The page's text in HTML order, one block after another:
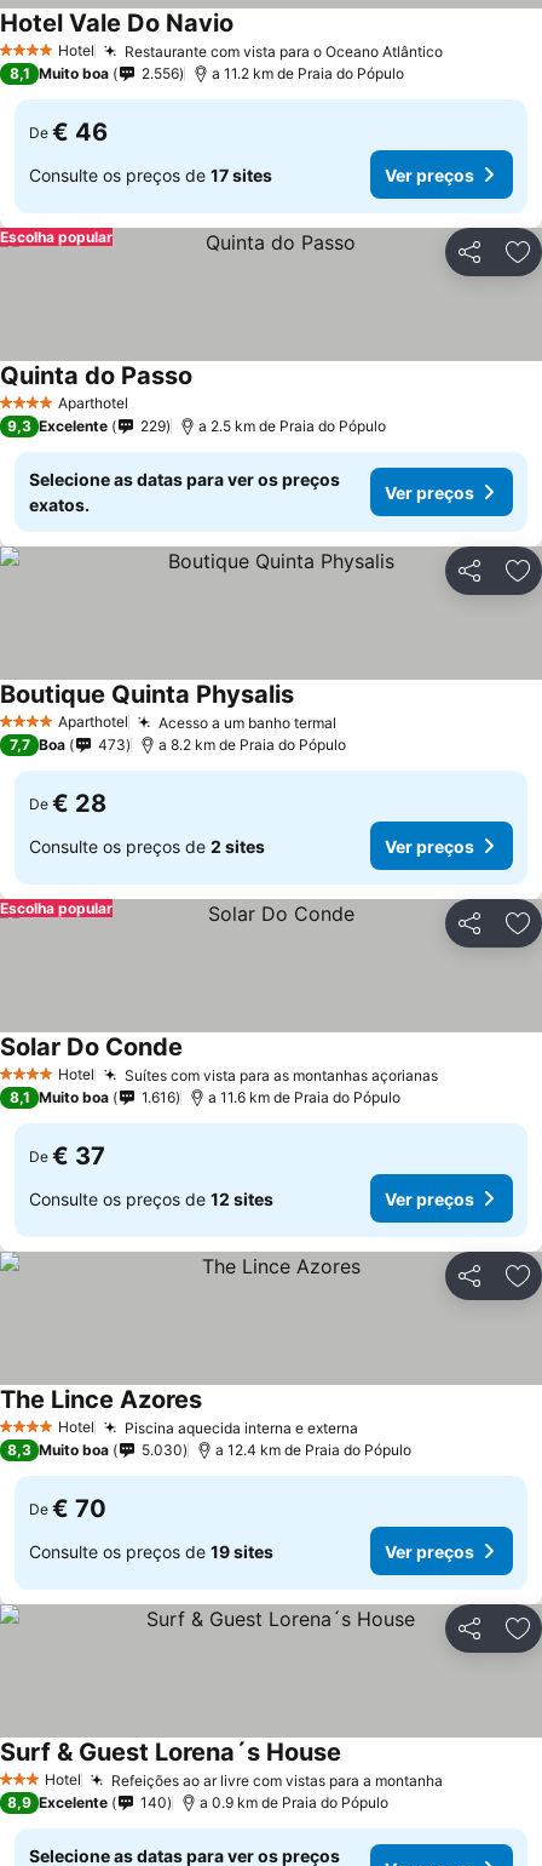
4 EstrelasHotel Restaurante com vista para o Oceano Atlântico
Hotel Vale Do Navio
8,1 Muito boa 2.556 a 11.2 km de Praia do Pópulo
De € 46
Consulte os preços de 17 sites Ver preços
Partilhar
Escolha popular
4 EstrelasAparthotel
Quinta do Passo
9,3 Excelente 229 a 2.5 km de Praia do Pópulo
Selecione as datas para ver os preços
exatos.
Ver preços
Partilhar
4 EstrelasAparthotel Acesso a um banho termal
Boutique Quinta Physalis
7,7 Boa 473 a 8.2 km de Praia do Pópulo
De € 28
Consulte os preços de 2 sites Ver preços
Partilhar
Escolha popular
4 EstrelasHotel Suítes com vista para as montanhas açorianas
Solar Do Conde
8,1 Muito boa 1.616 a 11.6 km de Praia do Pópulo
De € 37
Consulte os preços de 12 sites Ver preços
Partilhar
4 EstrelasHotel Piscina aquecida interna e externa
The Lince Azores
8,3 Muito boa 5.030 a 12.4 km de Praia do Pópulo
De € 70
Consulte os preços de 19 sites Ver preços
Partilhar
3 EstrelasHotel Refeições ao ar livre com vistas para a montanha
Surf & Guest Lorena´s House
8,9 Excelente 140 a 0.9 km de Praia do Pópulo
Selecione as datas para ver os preços